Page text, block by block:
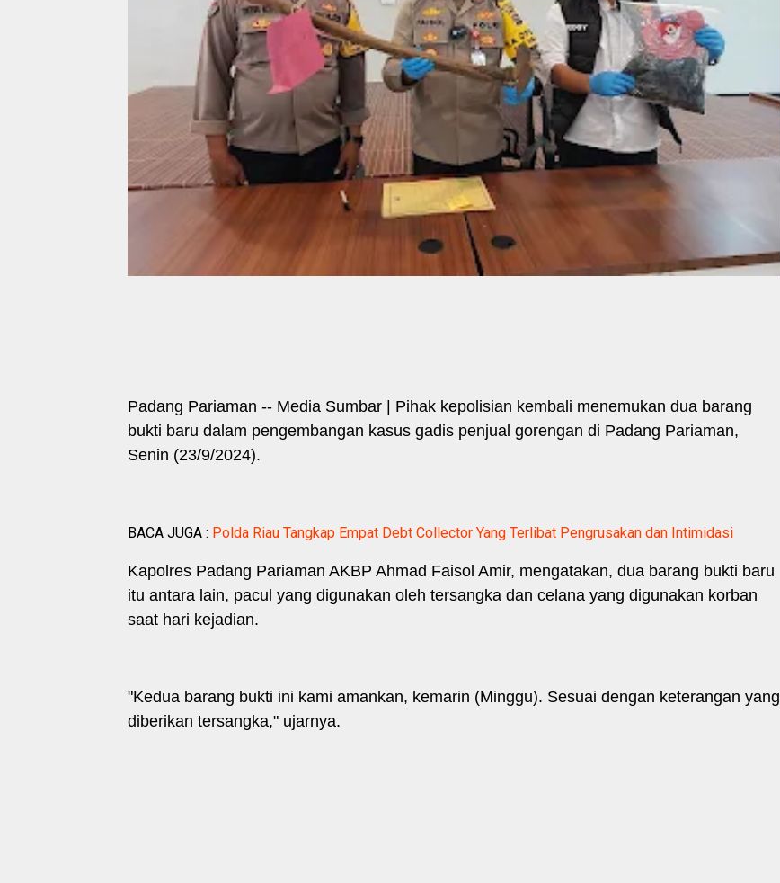
Padang Pariaman -- Media Sumbar | Pihak kepolisian kembali menemukan dua barang
bukti baru dalam pengembangan kasus gadis penjual gorengan di Padang Pariaman,
Senin (23/9/2024).
BACA JUGA : Polda Riau Tangkap Empat Debt Collector Yang Terlibat Pengrusakan dan Intimidasi
Kapolres Padang Pariaman AKBP Ahmad Faisol Amir, mengatakan, dua barang bukti baru
itu antara lain, pacul yang digunakan oleh tersangka dan celana yang digunakan korban
saat hari kejadian.
"Kedua barang bukti ini kami amankan, kemarin (Minggu). Sesuai dengan keterangan yang
diberikan tersangka," ujarnya.